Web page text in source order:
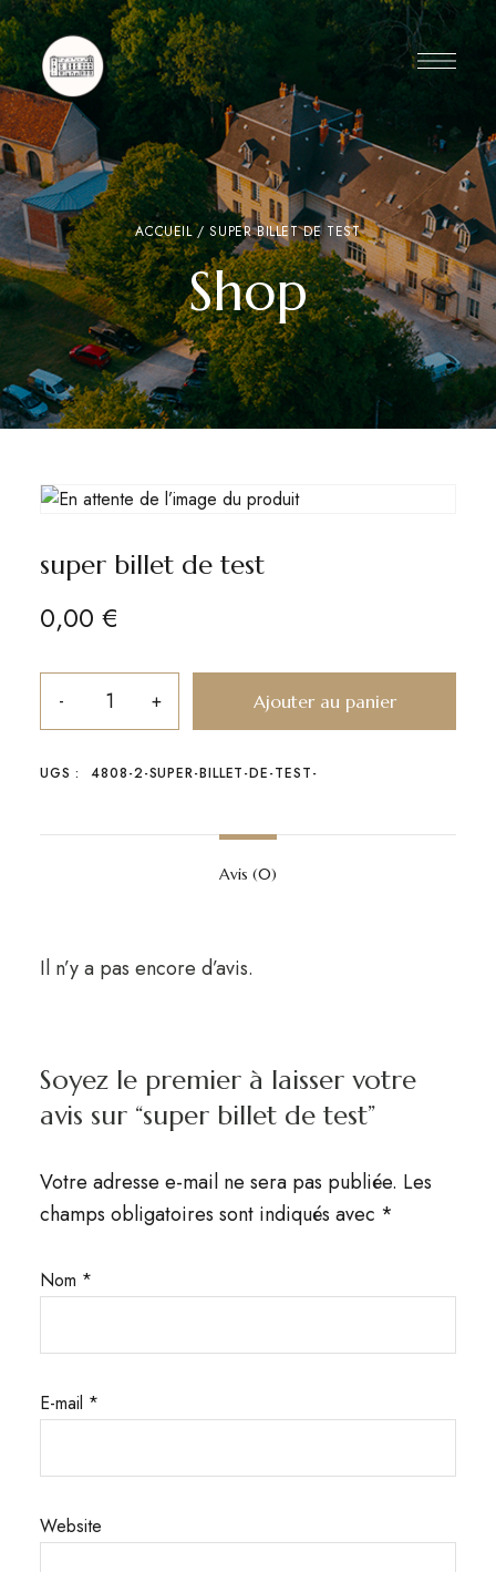
ACCUEIL/ SUPER BILLET DE TEST
Shop
super billet de test
0,00 €
Ajouter au panier
UGS : 4808-2-SUPER-BILLET-DE-TEST-
Avis (0)
Il n’y a pas encore d’avis.
Soyez le premier à laisser votre
avis sur “super billet de test”
Votre adresse e-mail ne sera pas publiée. Les
champs obligatoires sont indiqués avec *
Nom *
E-mail *
Website